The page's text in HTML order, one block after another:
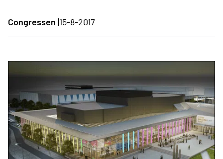
Congressen |15-8-2017